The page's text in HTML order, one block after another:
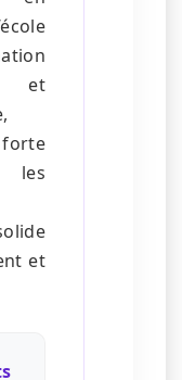
et
les
et